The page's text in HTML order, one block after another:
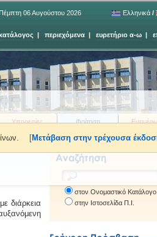
[Μετάβαση στην τρέχουσα
06 Αυγούστου 2026 Ελληνικά/
|περιεχόμενα|ευρετήριο α-ω|
Υπηρεσίες Φοίτηση
διάρκεια
στον Ονομαστικό Κατάλογο
στην Ιστοσελίδα Π.Ι.